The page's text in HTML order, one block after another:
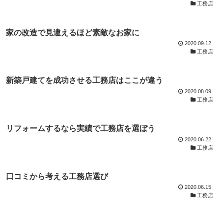
工務店
家の改造で見違えるほど素敵なお家に
2020.09.12
工務店
新築戸建てを成功させる工務店はここが違う
2020.08.09
工務店
リフォームするなら実績で工務店を選ぼう
2020.06.22
工務店
口コミから考える工務店選び
2020.06.15
工務店